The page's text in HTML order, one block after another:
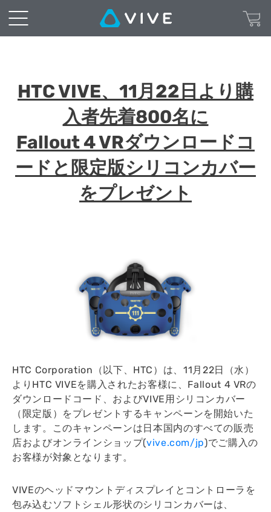
HTC VIVE、11月22日より購
入者先着800名に
Fallout 4 VRダウンロードコ
ードと限定版シリコンカバー
をプレゼント
HTC Corporation（以下、HTC）は、11月22日（水）
よりHTC VIVEを購入されたお客様に、Fallout 4 VRの
ダウンロードコード、およびVIVE用シリコンカバー
（限定版）をプレゼントするキャンペーンを開始いた
します。このキャンペーンは日本国内のすべての販売
店およびオンラインショップ(vive.com/jp)でご購入の
お客様が対象となります。
VIVEのヘッドマウントディスプレイとコントローラを
包み込むソフトシェル形状のシリコンカバーは、